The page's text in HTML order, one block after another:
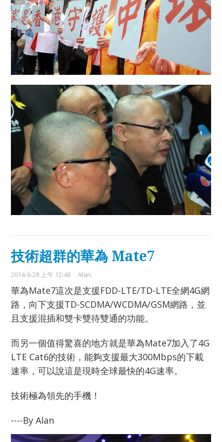
技術超群的華為 Mate7
2014-9-28 上午 12:48 Alan
華為Mate7這次是支援FDD-LTE/TD-LTE全網4G網
路，向下支援TD-SCDMA/WCDMA/GSM網路，並
且支援混插和雙卡雙待雙通的功能。
而另一個值得驚喜的地方就是華為Mate7加入了4G
LTE Cat6的技術，能夠支援最大300Mbps的下載
速率，可以說這是現時全球最快的4G速率。
技術極為領先的手機！
----By Alan